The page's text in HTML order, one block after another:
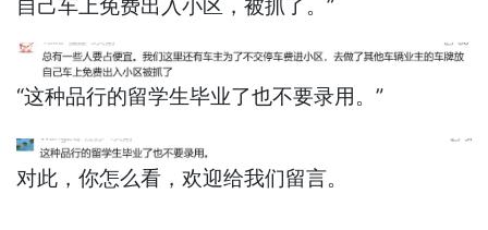
自己车上免费出入小区，被抓了。”
“这种品行的留学生毕业了也不要录用。”
对此，你怎么看，欢迎给我们留言。